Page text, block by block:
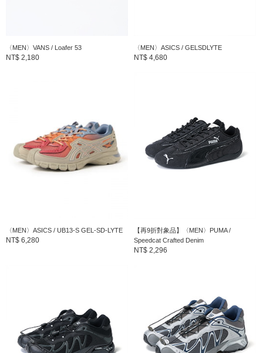
〈MEN〉VANS / Loafer 53
NT$ 2,180
〈MEN〉ASICS / GELSDLYTE
NT$ 4,680
〈MEN〉ASICS / UB13-S GEL-SD-LYTE
NT$ 6,280
【再9折對象品】〈MEN〉PUMA /
Speedcat Crafted Denim
NT$ 2,296